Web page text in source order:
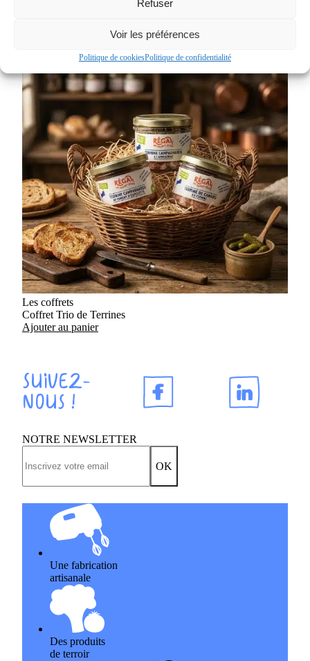
Refuser
Voir les préférences
Politique de cookiesPolitique de confidentialité
Ajouter au panier
Les coffrets
Coffret Trio de Terrines
Ajouter au panier
Suivez-
nous !
NOTRE NEWSLETTER
OK
Une fabrication
artisanale
Des produits
de terroir